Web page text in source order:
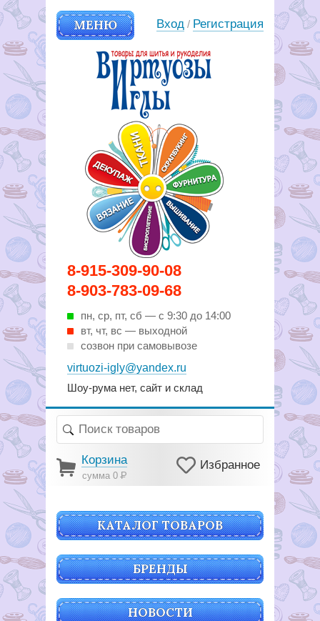
8-915-309-90-08
8-903-783-09-68
пн, ср, пт, cб — с 9:30 до 14:00
вт, чт, вс — выходной
созвон при самовывозе
virtuozi-igly@yandex.ru
Шоу-рума нет, сайт и склад
МЕНЮ
Вирутозы иглы. Товары для
шитья и рукоделья
Вход / Регистрация
Корзина
сумма 0Р
Избранное
КАТАЛОГ ТОВАРОВ
БРЕНДЫ
НОВОСТИ